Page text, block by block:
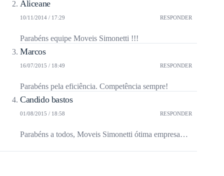
Aliceane
10/11/2014 / 17:29 RESPONDER
Parabéns equipe Moveis Simonetti !!!
Marcos
16/07/2015 / 18:49 RESPONDER
Parabéns pela eficiência. Competência sempre!
Candido bastos
01/08/2015 / 18:58 RESPONDER
Parabéns a todos, Moveis Simonetti ótima empresa…